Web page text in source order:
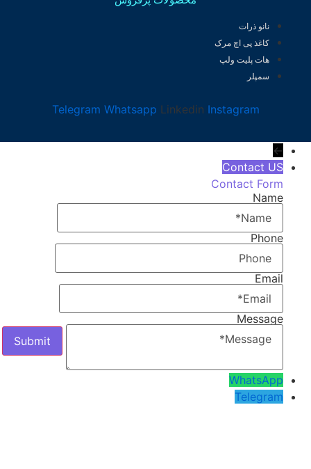
نانو ذرات
کاغذ پی اچ مرک
هات پلیت ولپ
سمپلر
Telegram Whatsapp Linkedin Instagram
←
Contact US
Contact Form
Name
Phone
Email
Message
WhatsApp
Telegram